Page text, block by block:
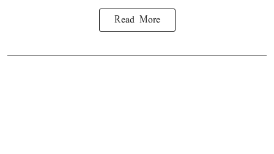
Read More